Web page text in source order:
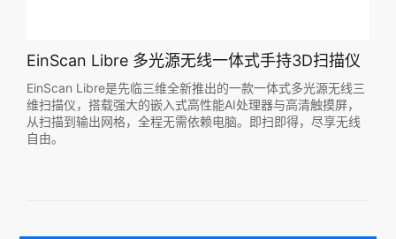
EinScan Libre 多光源无线一体式手持3D扫描仪
EinScan Libre是先临三维全新推出的一款一体式多光源无线三
维扫描仪，搭载强大的嵌入式高性能AI处理器与高清触摸屏，
从扫描到输出网格，全程无需依赖电脑。即扫即得，尽享无线
自由。